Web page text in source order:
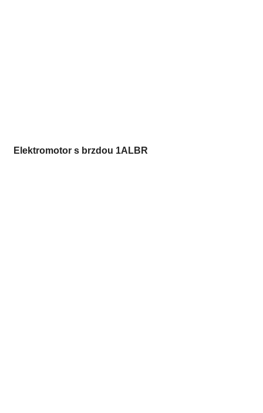
Elektromotor s brzdou 1ALBR